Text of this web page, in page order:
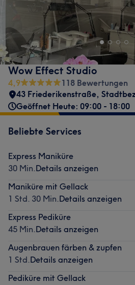
Wow Effect Studio
4,9
118 Bewertungen
43 Friederikenstraße,
Geöffnet Heute: 09:00 - 18:00
Beliebte Services
Express Maniküre
30 Min.Details anzeigen
Maniküre mit Gellack
1 Std. 30 Min.Details anzeigen
Express Pediküre
45 Min.Details anzeigen
Augenbrauen färben & zupfen
1 Std.Details anzeigen
Pediküre mit Gellack